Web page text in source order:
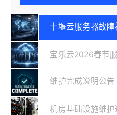
十堰云服务器故障
宝乐云2026春节
维护完成说明公告
机房基础设施维护